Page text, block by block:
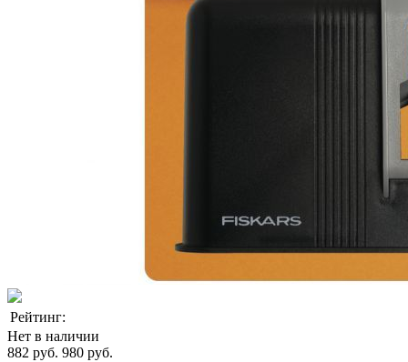
Рейтинг:
Нет в наличии
882 руб. 980 руб.